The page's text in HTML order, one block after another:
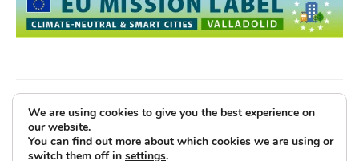
Luce Innovative Technologies
Aviso Legal
Política de Privacidad Cookies
We are using cookies to give you the best experience on
our website.
You can find out more about which cookies we are using or
switch them off in settings.